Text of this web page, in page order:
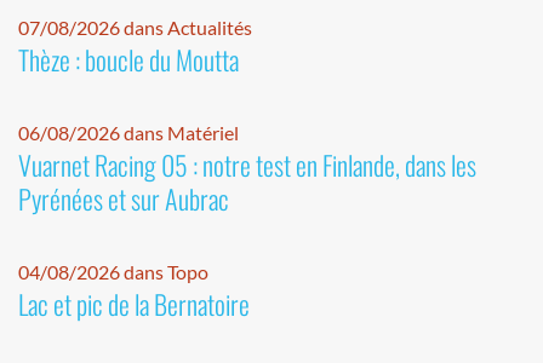
07/08/2026 dans Actualités
Thèze : boucle du Moutta
06/08/2026 dans Matériel
Vuarnet Racing 05 : notre test en Finlande, dans les
Pyrénées et sur Aubrac
04/08/2026 dans Topo
Lac et pic de la Bernatoire